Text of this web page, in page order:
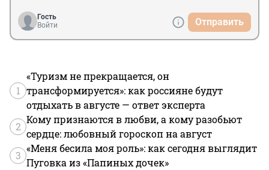
Гость
Войти
Отправить
1
«Туризм не прекращается, он
трансформируется»: как россияне будут
отдыхать в августе — ответ эксперта
2
Кому признаются в любви, а кому разобьют
сердце: любовный гороскоп на август
3
«Меня бесила моя роль»: как сегодня выглядит
Пуговка из «Папиных дочек»